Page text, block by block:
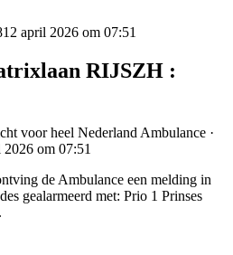
12 april 2026 om 07:51
RIJSZH :
voor heel Nederland Ambulance ·
2026 om 07:51
de Ambulance een melding in
gealarmeerd met: Prio 1 Prinses